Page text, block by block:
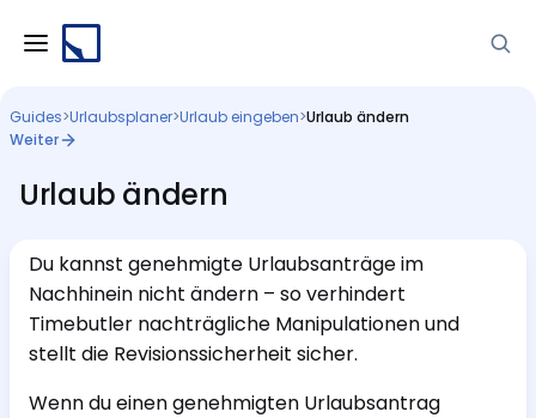
Guides>Urlaubsplaner>Urlaub eingeben>Urlaub ändern
Weiter
Urlaub ändern
Du kannst genehmigte Urlaubsanträge im
Nachhinein nicht ändern – so verhindert
Timebutler nachträgliche Manipulationen und
stellt die Revisionssicherheit sicher.
Wenn du einen genehmigten Urlaubsantrag